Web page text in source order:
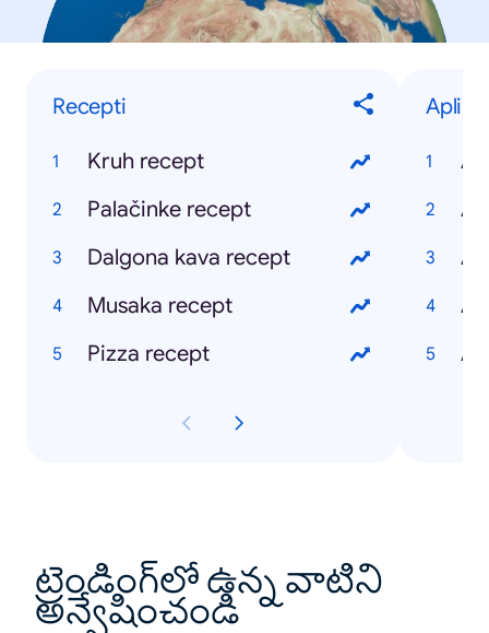
Recepti
Kruh recept
Palačinke recept
Dalgona kava recept
Musaka recept
Pizza recept
ట్రెండింగ్‌లో ఉన్న వాటిని
అన్వేషించండి